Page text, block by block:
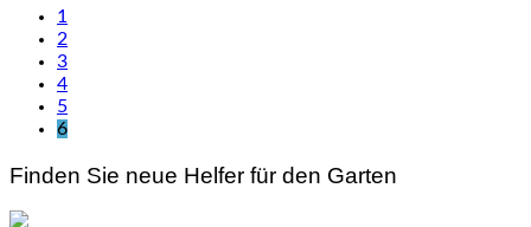
1
2
3
4
5
6
Finden Sie neue Helfer für den Garten